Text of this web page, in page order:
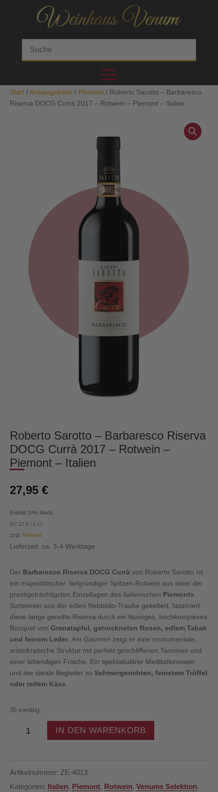
Start/Anbaugebiete / Piemont/ Roberto Sarotto – Barbaresco
Riserva DOCG Currà 2017 – Rotwein – Piemont – Italien
Roberto Sarotto – Barbaresco Riserva
DOCG Currà 2017 – Rotwein –
Piemont – Italien
27,95 €
Enthält 19% MwSt.
(37,27 € / 1 L)
zzgl. Versand
Lieferzeit: ca. 3-4 Werktage
Der Barbaresco Riserva DOCG Currà von Roberto Sarotto ist
ein majestätischer, tiefgründiger Spitzen-Rotwein aus einer der
prestigeträchtigsten Einzellagen des italienischen Piemonts
Sortenrein aus der edlen Nebbiolo-Traube gekeltert, fasziniert
diese lange gereifte Riserva durch ein flüssiges, hochkomplexes
Bouquet von Granatapfel, getrockneten Rosen, edlem Tabak
und feinem Leder. Am Gaumen zeigt er eine monumentale,
aristokratische Struktur mit perfekt geschliffenen Tanninen und
einer lebendigen Frische. Ein spektakulärer Meditationswein
und der ideale Begleiter zu Schmorgerichten, feinstem Trüffel
oder reifem Käse
35 vorrätig
Sarotto
DOCG
Currà
IN DEN WARENKORB
Artikelnummer: ZE-4013
Kategorien: Italien, Piemont, Rotwein, Venums Selektion,